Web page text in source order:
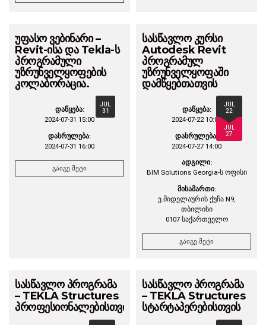
უფასო ვებინარი –
Revit-ისა და Tekla-ს
პროგრამული
უზრუნველყოფების
კოლაბორაცია.
JUL
31
დაწყება:
2024-07-31 15:00
დასრულება:
2024-07-31 16:00
გაიგე მეტი
სასწავლო კურსი
Autodesk Revit
პროგრამულ
უზრუნველყოფაში
დამწყებთათვის
JUL
22
JUL
27
დაწყება:
2024-07-22 10:00
დასრულება:
2024-07-27 14:00
ადგილი:
BIM Solutions Georgia-ს ოფისი
მისამართი:
ვ.მიდელაურის ქუჩა N9,
თბილისი
0107 საქართველო
გაიგე მეტი
სასწავლო პროგრამა
– TEKLA Structures
პროფესიონალებისთვის
სასწავლო პროგრამა
– TEKLA Structures
სტარტაპერებისთვის